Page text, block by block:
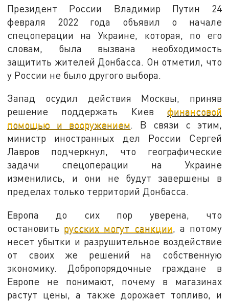
Президент России Владимир Путин 24
февраля 2022 года объявил о начале
спецоперации на Украине, которая, по его
словам, была вызвана необходимость
защитить жителей Донбасса. Он отметил, что
у России не было другого выбора.
Запад осудил действия Москвы, приняв
решение поддержать Киев финансовой
помощью и вооружением. В связи с этим,
министр иностранных дел России Сергей
Лавров подчеркнул, что географические
задачи спецоперации на Украине
изменились, и они не будут завершены в
пределах только территорий Донбасса.
Европа до сих пор уверена, что
остановить русских могут санкции, а потому
несет убытки и разрушительное воздействие
от своих же решений на собственную
экономику. Добропорядочные граждане в
Европе не понимают, почему в магазинах
растут цены, а также дорожает топливо, и